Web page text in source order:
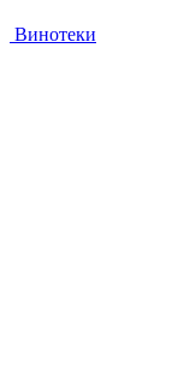
Винотеки